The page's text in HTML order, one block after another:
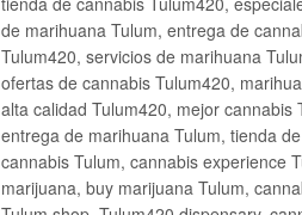
de marihuana Tulum, entrega de
Tulum420, servicios de marihuana
ofertas de cannabis Tulum420,
alta calidad Tulum420, mejor
entrega de marihuana Tulum, tienda
cannabis Tulum, cannabis experience
marijuana, buy marijuana Tulum,